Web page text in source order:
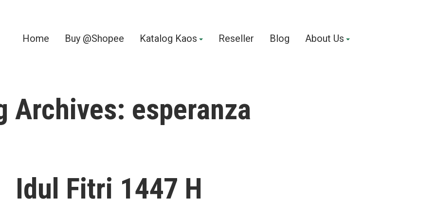
Home Buy @Shopee Katalog Kaos Reseller Blog About Us
Archives: esperanza
Idul Fitri 1447 H